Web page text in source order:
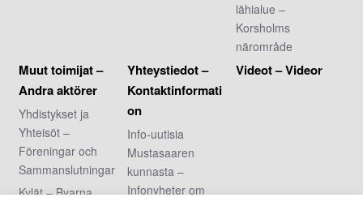
lähialue –
Korsholms
närområde
Muut toimijat –
Andra aktörer
Yhdistykset ja
Yhteisöt –
Föreningar och
Sammanslutningar
Kylät – Byarna
Yhteystiedot –
Kontaktinformati
on
Info-uutisia
Mustasaaren
kunnasta –
Infonyheter om
Videot – Videor